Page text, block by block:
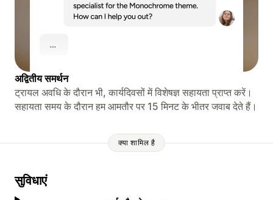
अद्वितीय समर्थन
ट्रायल अवधि के दौरान भी, कार्यदिवसों में विशेषज्ञ सहायता प्राप्त करें।
सहायता समय के दौरान हम आमतौर पर 15 मिनट के भीतर जवाब देते हैं।
क्या शामिल है
सुविधाएं